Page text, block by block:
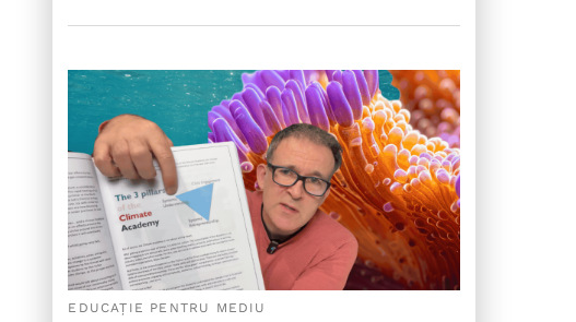
EDUCAȚIE PENTRU MEDIU